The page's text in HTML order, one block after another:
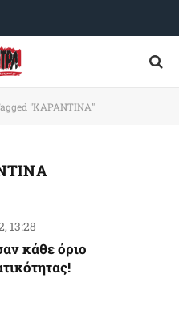
"ΚΑΡΑΝΤΙΝΑ"
13:28
κάθε όριο